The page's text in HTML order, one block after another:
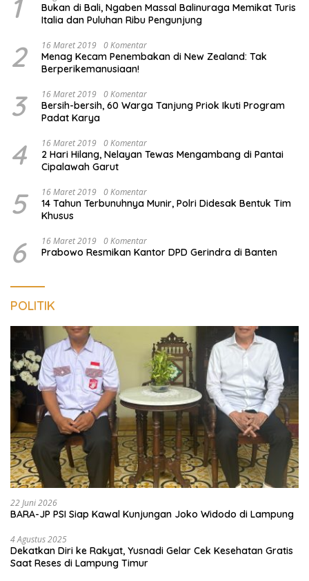
1
Bukan di Bali, Ngaben Massal Balinuraga Memikat Turis
Italia dan Puluhan Ribu Pengunjung
2 16 Maret 2019 0 Komentar
Menag Kecam Penembakan di New Zealand: Tak
Berperikemanusiaan!
3 16 Maret 2019 0 Komentar
Bersih-bersih, 60 Warga Tanjung Priok Ikuti Program
Padat Karya
4 16 Maret 2019 0 Komentar
2 Hari Hilang, Nelayan Tewas Mengambang di Pantai
Cipalawah Garut
5 16 Maret 2019 0 Komentar
14 Tahun Terbunuhnya Munir, Polri Didesak Bentuk Tim
Khusus
6 16 Maret 2019 0 Komentar
Prabowo Resmikan Kantor DPD Gerindra di Banten
POLITIK
22 Juni 2026
BARA-JP PSI Siap Kawal Kunjungan Joko Widodo di Lampung
4 Agustus 2025
Dekatkan Diri ke Rakyat, Yusnadi Gelar Cek Kesehatan Gratis
Saat Reses di Lampung Timur